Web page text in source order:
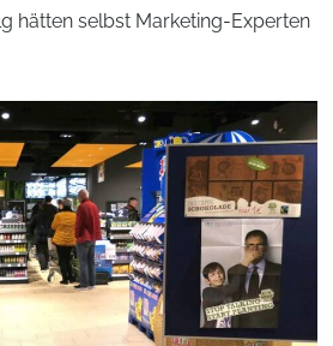
hätten selbst Marketing-Experten